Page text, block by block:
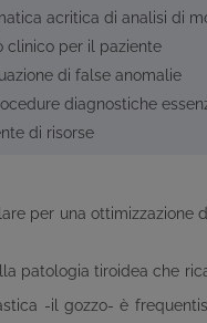
acritica di analisi di
clinico per il paziente
di false anomalie
diagnostiche
di risorse
per una
patologia tiroidea che
-il gozzo- è